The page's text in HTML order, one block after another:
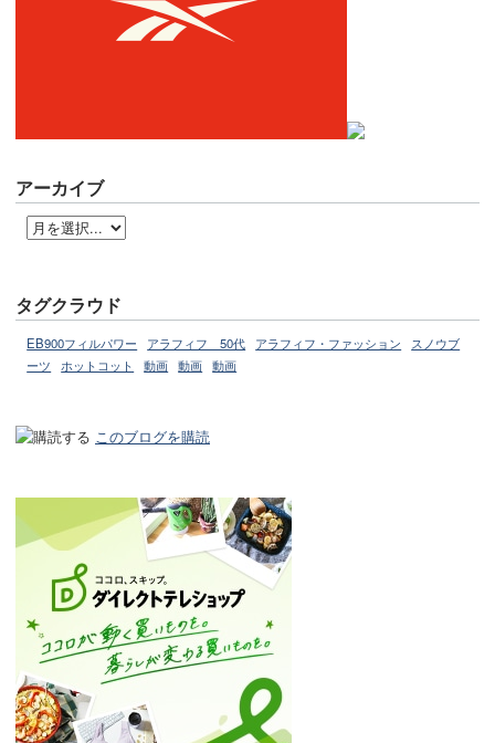
アーカイブ
タグクラウド
EB900フィルパワー アラフィフ 50代 アラフィフ・ファッション
スノウブ
ーツ
ホットコット 動画 動画 動画
このブログを購読